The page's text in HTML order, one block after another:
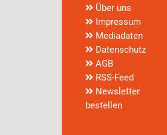
Über uns
Impressum
Mediadaten
Datenschutz
AGB
RSS-Feed
Newsletter
bestellen